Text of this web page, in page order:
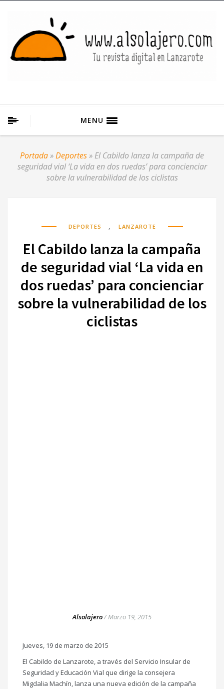
MENU
Portada»Deportes» El Cabildo lanza la campaña de
seguridad vial ‘La vida en dos ruedas’ para concienciar
sobre la vulnerabilidad de los ciclistas
DEPORTES , LANZAROTE
El Cabildo lanza la campaña
de seguridad vial ‘La vida en
dos ruedas’ para concienciar
sobre la vulnerabilidad de los
ciclistas
Alsolajero/Marzo 19, 2015
Jueves, 19 de marzo de 2015
El Cabildo de Lanzarote, a través del Servicio Insular de
Seguridad y Educación Vial que dirige la consejera
Migdalia Machín, lanza una nueva edición de la campaña